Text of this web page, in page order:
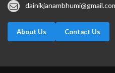
About Us Contact Us